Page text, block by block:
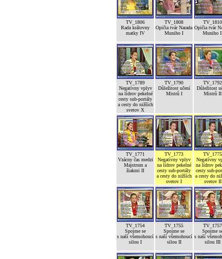
TV_1806
Rada královny
matky IV
TV_1808
Opičia tvár Narada
Muniho I
TV_1810
Opičia tvár
Muniho
TV_1789
Negatívny vplyv
na lídrov pekelné
cesty sub-portály
a cesty do nižších
svetov X
TV_1790
Důležitost učení
Mistrů I
TV_1792
Důležitost
Mistrů II
TV_1771
Vzácny čas medzi
Majstrom a
žiakmi II
TV_1773
Negatívny vplyv
na lídrov pekelné
cesty sub-portály
a cesty do nižších
svetov I
TV_1775
Negatívny
na lídrov
cesty sub-
a cesty do
svetov II
TV_1754
Spojme se
s naší všemohoucí
silou I
TV_1755
Spojme se
s naší všemohoucí
silou II
TV_1757
Spojme
s naší
silou III